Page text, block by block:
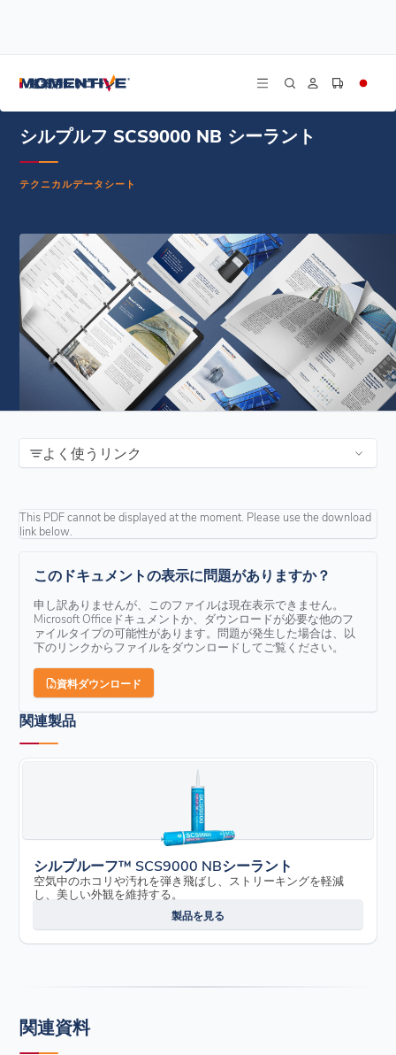
建築用シリコーン
シルプルフ SCS9000 NB シーラント - 技術データシート - 英語
シルプルフ SCS9000 NB シーラント
テクニカルデータシート
よく使うリンク
This PDF cannot be displayed at the moment. Please use the download
link below.
このドキュメントの表示に問題がありますか？
申し訳ありませんが、このファイルは現在表示できません。
Microsoft Officeドキュメントか、ダウンロードが必要な他のフ
ァイルタイプの可能性があります。問題が発生した場合は、以
下のリンクからファイルをダウンロードしてご覧ください。
資料ダウンロード
関連製品
シルプルーフ™ SCS9000 NBシーラント
空気中のホコリや汚れを弾き飛ばし、ストリーキングを軽減
し、美しい外観を維持する。
製品を見る
関連資料